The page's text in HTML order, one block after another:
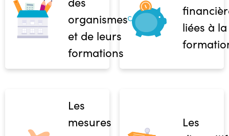
organismes
et de leurs
formations
liées à la
Les
mesures
Les